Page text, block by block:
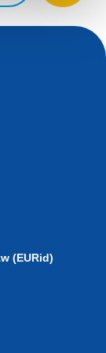
(EURid)